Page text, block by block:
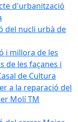
d'urbanització
del nucli urbà de
i millora de les
de les façanes i
de Cultura
a la reparació del
Molí TM